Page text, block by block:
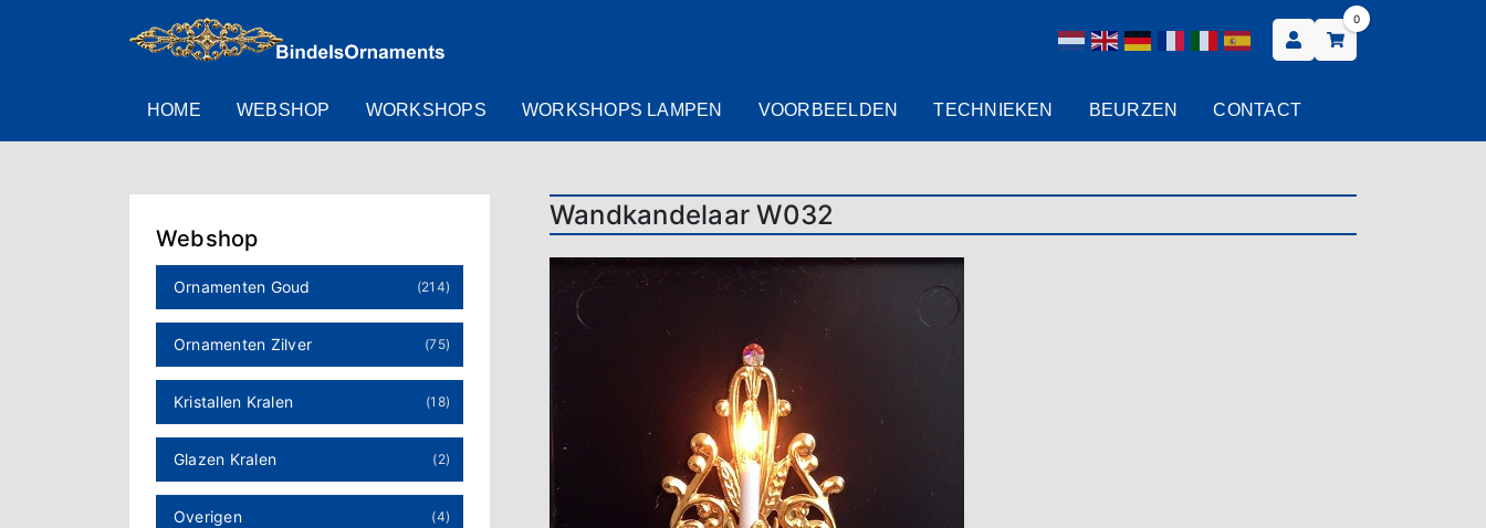
0
HOME WEBSHOP WORKSHOPS WORKSHOPS LAMPEN VOORBEELDEN TECHNIEKEN BEURZEN CONTACT
Wandkandelaar W032
Webshop
Ornamenten Goud (214)
Ornamenten Zilver (75)
Kristallen Kralen (18)
Glazen Kralen (2)
Overigen (4)